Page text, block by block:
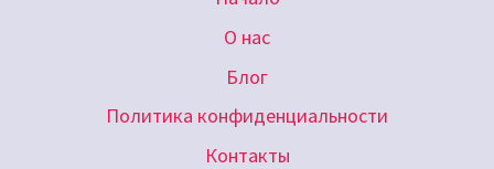
О нас
Блог
Политика конфиденциальности
Контакты